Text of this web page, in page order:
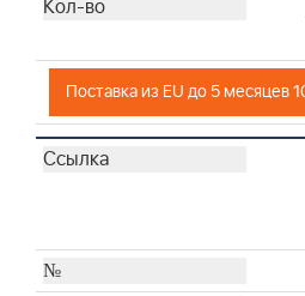
Поставка из EU до 5 месяцев